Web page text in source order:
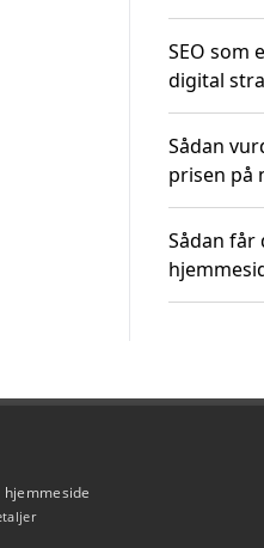
SEO som
digital
Sådan
prisen på
Sådan